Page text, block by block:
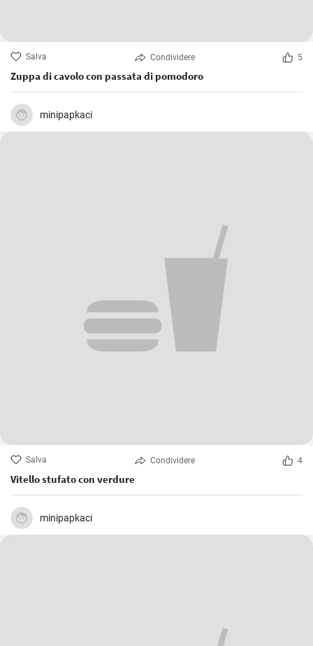
Salva Condividere 5
Zuppa di cavolo con passata di pomodoro
minipapkaci
Salva Condividere 4
Vitello stufato con verdure
minipapkaci